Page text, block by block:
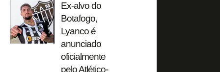
Ex-alvo do
Botafogo,
Lyanco é
anunciado
oficialmente
pelo Atlético-